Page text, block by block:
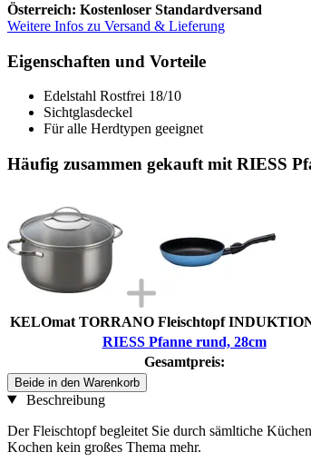
Österreich: Kostenloser Standardversand
Weitere Infos zu Versand & Lieferung
Eigenschaften und Vorteile
Edelstahl Rostfrei 18/10
Sichtglasdeckel
Für alle Herdtypen geeignet
Häufig zusammen gekauft mit RIESS
KELOmat TORRANO Fleischtopf
RIESS Pfanne rund, 28cm
Gesamtpreis:
Beide in den Warenkorb
Beschreibung
Der Fleischtopf begleitet Sie durch sämltiche
Kochen kein großes Thema mehr.